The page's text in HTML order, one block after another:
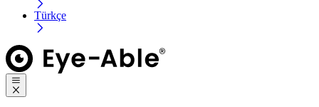
Türkçe